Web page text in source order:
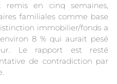
remis en cinq semaines,
familiales comme base
immobilier/fonds a
8 % qui aurait pesé
Le rapport est resté
de contradiction par